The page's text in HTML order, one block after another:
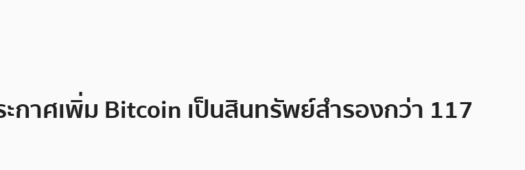
าศเพิ่ม Bitcoin เป็นสินทรัพย์สำรองกว่า 117